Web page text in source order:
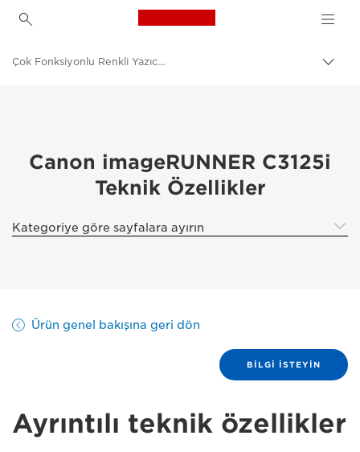
Canon Logo, back to
İçerik
Kurumsal Ürünler
İş Yazıcıları ve Faks Makineleri
Çok Fonksiyonlu Renkli Yazıcılar
Canon imageRUNNER C3125i
Teknik Özellikler
Kategoriye göre sayfalara ayırın
Ürün genel bakışına geri dön
BILGI ISTEYIN
Ayrıntılı teknik özellikler